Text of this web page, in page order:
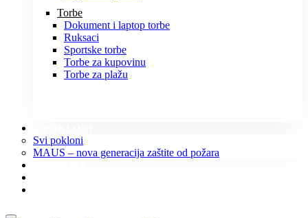
Torbe
Dokument i laptop torbe
Ruksaci
Sportske torbe
Torbe za kupovinu
Torbe za plažu
Svi pokloni
MAUS – nova generacija zaštite od požara